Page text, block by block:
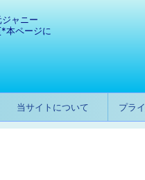
ャニー
本ページに
当サイトについて プラ